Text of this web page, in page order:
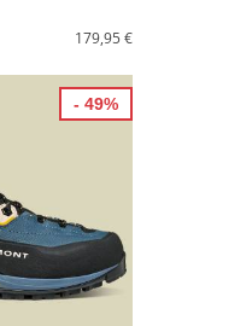
179,95 €
- 49%